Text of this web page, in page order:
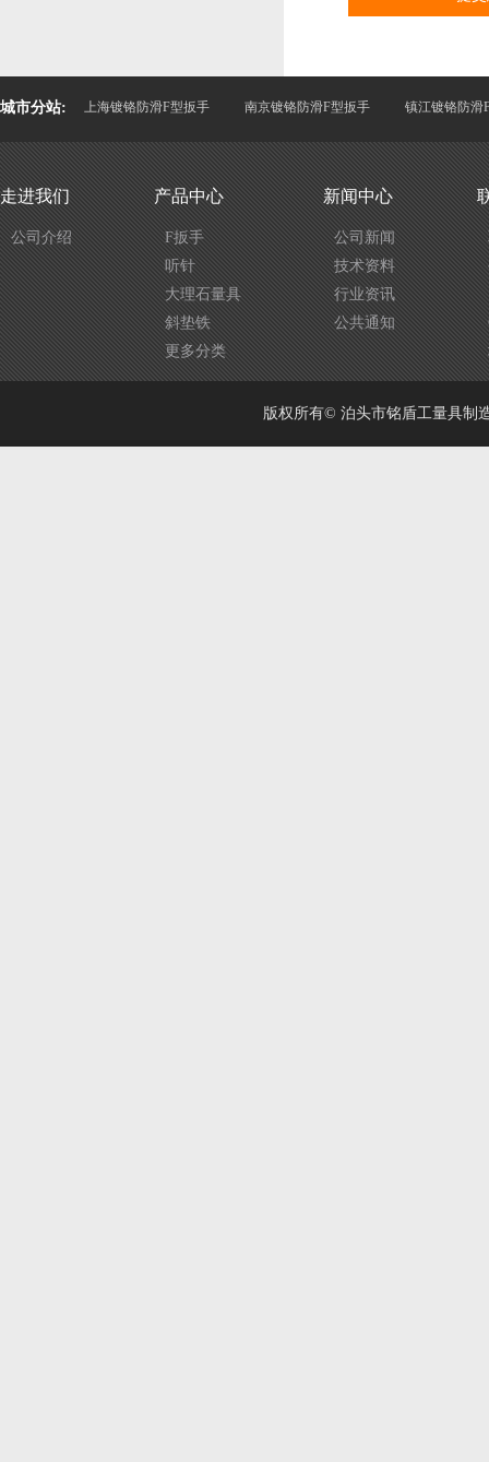
城市分站: 上海镀铬防滑F型扳手 南京镀铬防滑F型扳手 镇江镀铬防滑
走进我们
公司介绍
产品中心
F扳手
听针
大理石量具
斜垫铁
更多分类
新闻中心
公司新闻
技术资料
行业资讯
公共通知
版权所有© 泊头市铭盾工量具